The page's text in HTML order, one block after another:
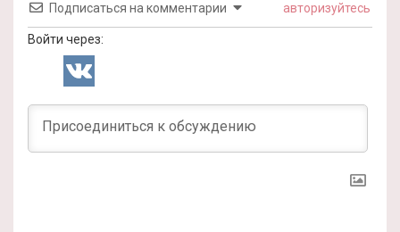
Подписаться на комментарии авторизуйтесь
Войти через: